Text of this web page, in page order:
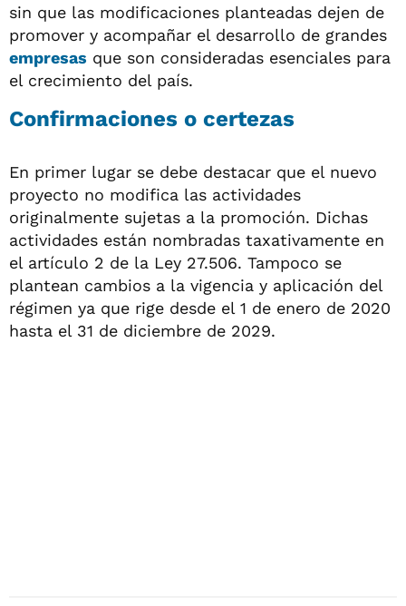
sin que las modificaciones planteadas dejen de
promover y acompañar el desarrollo de grandes
empresas que son consideradas esenciales para
el crecimiento del país.
Confirmaciones o certezas
En primer lugar se debe destacar que el nuevo
proyecto no modifica las actividades
originalmente sujetas a la promoción. Dichas
actividades están nombradas taxativamente en
el artículo 2 de la Ley 27.506. Tampoco se
plantean cambios a la vigencia y aplicación del
régimen ya que rige desde el 1 de enero de 2020
hasta el 31 de diciembre de 2029.